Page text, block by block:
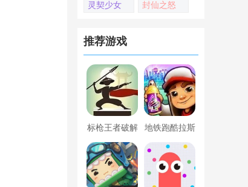
灵契少女 封仙之怒
推荐游戏
标枪王者破解
版无限金币钻
石内置菜单
地铁跑酷拉斯
维加斯新触控
内置菜单版